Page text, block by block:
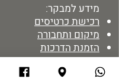
מידע למבקר:
רכישת כרטיסים
מיקום ותחבורה
הזמנת הדרכות
מדיניות אתר
נגישות